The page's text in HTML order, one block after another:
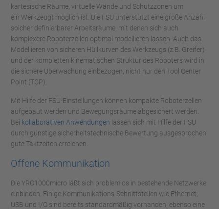
kartesische Räume, virtuelle Wände und Schutzzonen um
ein Werkzeug) möglich ist. Die FSU unterstützt eine große Anzahl
solcher definierbarer Arbeitsräume, mit denen sich auch
komplexere Roboterzellen optimal modellieren lassen. Auch das
Modellieren von sicheren Hüllkurven des Werkzeugs (z.B. Greifer)
und der kompletten kinematischen Struktur des Roboters wird in
die sichere Überwachung einbezogen, nicht nur den Tool Center
Point (TCP).
Mit Hilfe der FSU-Einstellungen können kompakte Roboterzellen
aufgebaut werden und Bewegungsräume abgesichert werden.
Bei kollaborativen Anwendungen lassen sich mit Hilfe der FSU
durch günstige sicherheitstechnische Bewertung ausgesprochen
gute Taktzeiten erreichen.
Offene Kommunikation
Die YRC1000micro läßt sich problemlos in bestehende Netzwerke
einbinden. Einige Kommunikations-Schnittstellen wie Ethernet,
USB und I/O sind bereits standardmäßig vorhanden, ebenso eine